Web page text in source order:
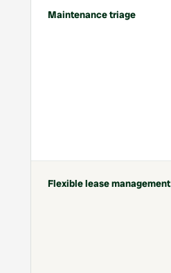
Maintenance triage
Flexible lease management